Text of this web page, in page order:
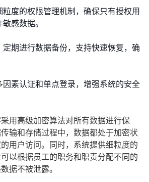
度的权限管理机制，确保只有授权用
感数据。
期进行数据备份，支持快速恢复，确
因素认证和单点登录，增强系统的安全
用高级加密算法对所有数据进行保
输和存储过程中，数据都处于加密状
用户访问。同时，系统提供细粒度的
以根据员工的职务和职责分配不同的
据不被泄露。